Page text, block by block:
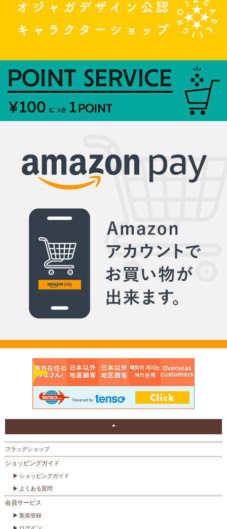
フラッグショップ
ショッピングガイド
ショッピングガイド
よくある質問
会員サービス
新規登録